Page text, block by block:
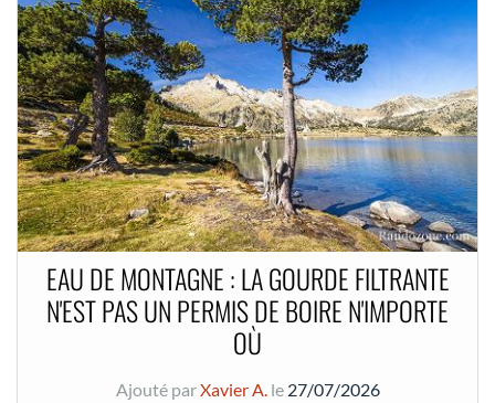
EAU DE MONTAGNE : LA GOURDE FILTRANTE
N'EST PAS UN PERMIS DE BOIRE N'IMPORTE
OÙ
Ajouté parXavier A.le 27/07/2026